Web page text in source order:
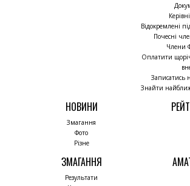
Відокремлені
Почесні
Члени
Оплатити
Записатись
Знайти
НОВИНИ
Змагання
Фото
Різне
ЗМАГАННЯ
Результати